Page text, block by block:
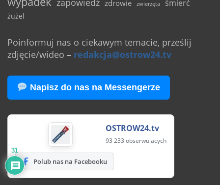
zapowiedź zdrowie zwierzęta śmierć
żużel
Poinformuj nas o ciekawym temacie, prześlij
zdjęcie/wideo – redakcja@ostrow24.tv
Napisz do nas na Messengerze
OSTROW24.tv
93 233 obserwujących
Polub nas na Facebooku
31